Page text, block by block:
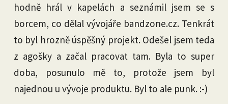
hodně hrál v kapelách a seznámil jsem se s
borcem, co dělal vývojáře bandzone.cz. Tenkrát
to byl hrozně úspěšný projekt. Odešel jsem teda
z agošky a začal pracovat tam. Byla to super
doba, posunulo mě to, protože jsem byl
najednou u vývoje produktu. Byl to ale punk. :-)